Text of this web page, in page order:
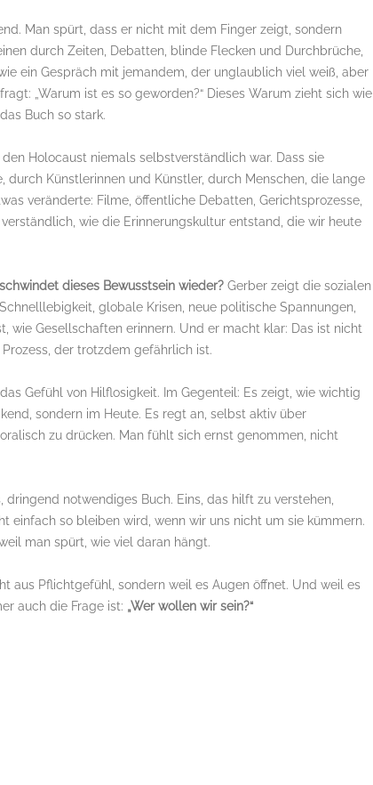
Man spürt, dass er nicht mit dem Finger zeigt, sondern
durch Zeiten, Debatten, blinde Flecken und Durchbrüche,
ein Gespräch mit jemandem, der unglaublich viel weiß, aber
„Warum ist es so geworden?“ Dieses Warum zieht sich wie
Buch so stark.
Holocaust niemals selbstverständlich war. Dass sie
Künstlerinnen und Künstler, durch Menschen, die lange
veränderte: Filme, öffentliche Debatten, Gerichtsprozesse,
wie die Erinnerungskultur entstand, die wir heute
dieses Bewusstsein wieder? Gerber zeigt die sozialen
globale Krisen, neue politische Spannungen,
wie Gesellschaften erinnern. Und er macht klar: Das ist nicht
der trotzdem gefährlich ist.
Gefühl von Hilflosigkeit. Im Gegenteil: Es zeigt, wie wichtig
sondern im Heute. Es regt an, selbst aktiv über
zu drücken. Man fühlt sich ernst genommen, nicht
dringend notwendiges Buch. Eins, das hilft zu verstehen,
einfach so bleiben wird, wenn wir uns nicht um sie kümmern.
man spürt, wie viel daran hängt.
aus Pflichtgefühl, sondern weil es Augen öffnet. Und weil es
auch die Frage ist: „Wer wollen wir sein?“